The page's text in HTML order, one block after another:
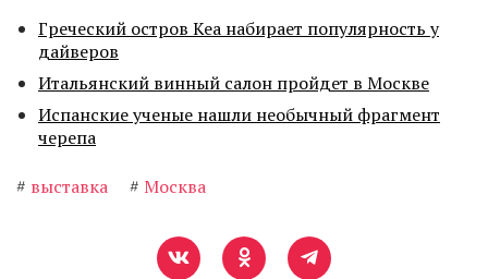
Греческий остров Кеа набирает популярность у
дайверов
Итальянский винный салон пройдет в Москве
Испанские ученые нашли необычный фрагмент
черепа
# выставка # Москва